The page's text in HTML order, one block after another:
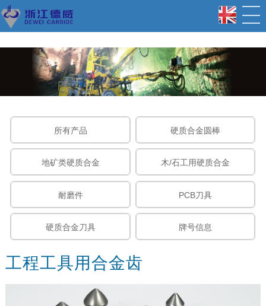
所有产品 硬质合金圆棒
地矿类硬质合金 木/石工用硬质合金
耐磨件 PCB刀具
硬质合金刀具 牌号信息
工程工具用合金齿